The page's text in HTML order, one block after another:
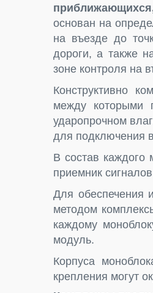
основан на
на въезде до
дороги, а также
зоне контроля на
Конструктивно
между которыми
ударопрочном
для подключения
В состав каждого
приемник
Для обеспечения
методом
каждому
модуль.
Корпуса
крепления могут